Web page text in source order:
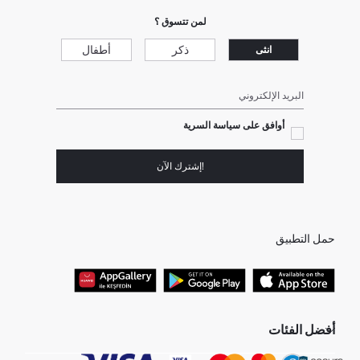
لمن تتسوق ؟
انثى ذكر أطفال
البريد الإلكتروني
أوافق على سياسة السرية
!إشترك الآن
حمل التطبيق
أفضل الفئات